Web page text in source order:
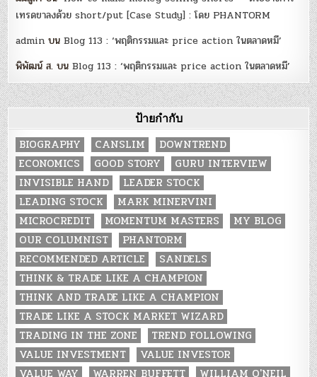
เทรดขาลงด้วย short/put [Case Study] : โดย PHANTORM
admin บนBlog 113 : ‘พฤติกรรมและ price action ในตลาดหมี’
พิพัฒน์ ส. บนBlog 113 : ‘พฤติกรรมและ price action ในตลาดหมี’
ป้ายกำกับ
BIOGRAPHY CANSLIM
DOWNTREND
ECONOMICS
GOOD STORY
GURU INTERVIEW
INVISIBLE HAND
LEADER STOCK
LEADING STOCK
MARK MINERVINI
MICROCREDIT
MOMENTUM MASTERS
MY BLOG
OUR COLUMNIST
PHANTORM
RECOMMENDED ARTICLE
SANDELS
THINK & TRADE LIKE A CHAMPION
THINK AND TRADE LIKE A CHAMPION
TRADE LIKE A STOCK MARKET WIZARD
TRADING IN THE ZONE
TREND FOLLOWING
VALUE INVESTMENT
VALUE INVESTOR
VALUE WAY
WARREN BUFFETT WILLIAM O'NEIL